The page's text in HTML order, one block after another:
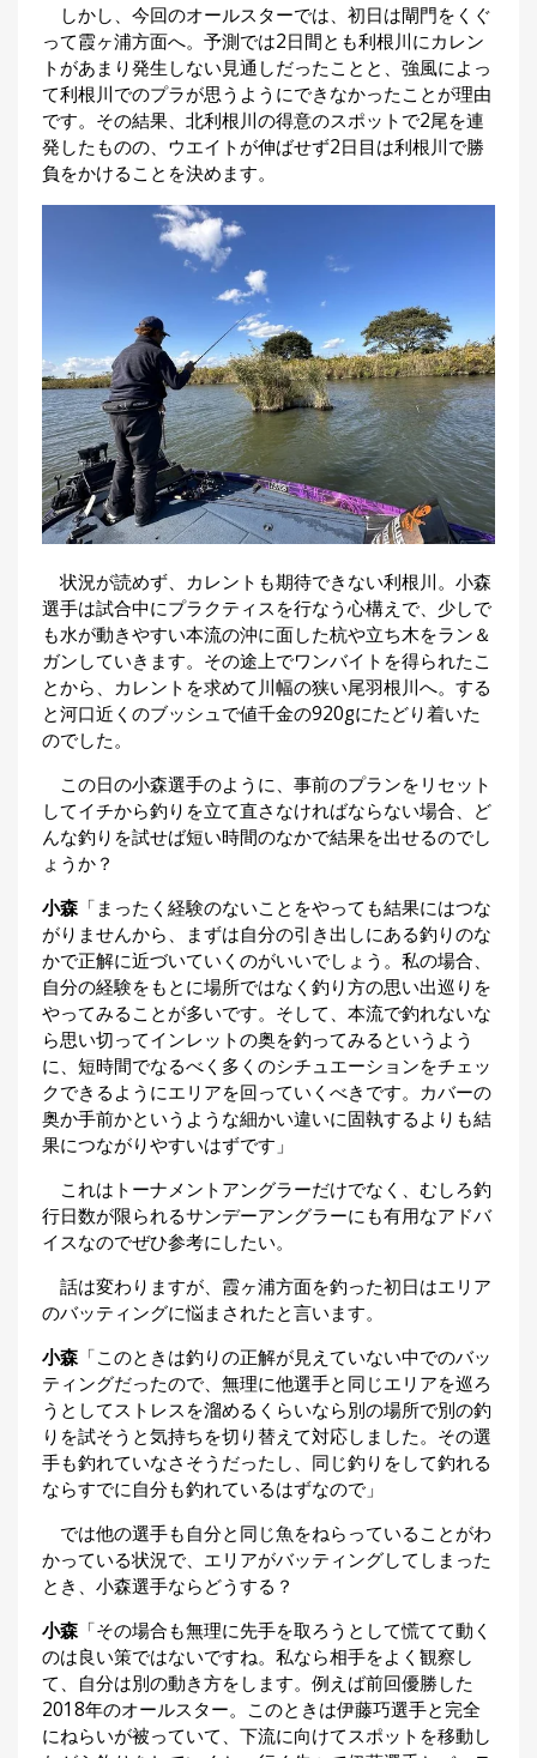
しかし、今回のオールスターでは、初日は閘門をくぐ
って霞ヶ浦方面へ。予測では2日間とも利根川にカレン
トがあまり発生しない見通しだったことと、強風によっ
て利根川でのプラが思うようにできなかったことが理由
です。その結果、北利根川の得意のスポットで2尾を連
発したものの、ウエイトが伸ばせず2日目は利根川で勝
負をかけることを決めます。
状況が読めず、カレントも期待できない利根川。小森
選手は試合中にプラクティスを行なう心構えで、少しで
も水が動きやすい本流の沖に面した杭や立ち木をラン＆
ガンしていきます。その途上でワンバイトを得られたこ
とから、カレントを求めて川幅の狭い尾羽根川へ。する
と河口近くのブッシュで値千金の920gにたどり着いた
のでした。
この日の小森選手のように、事前のプランをリセット
してイチから釣りを立て直さなければならない場合、ど
んな釣りを試せば短い時間のなかで結果を出せるのでし
ょうか？
小森「まったく経験のないことをやっても結果にはつな
がりませんから、まずは自分の引き出しにある釣りのな
かで正解に近づいていくのがいいでしょう。私の場合、
自分の経験をもとに場所ではなく釣り方の思い出巡りを
やってみることが多いです。そして、本流で釣れないな
ら思い切ってインレットの奥を釣ってみるというよう
に、短時間でなるべく多くのシチュエーションをチェッ
クできるようにエリアを回っていくべきです。カバーの
奥か手前かというような細かい違いに固執するよりも結
果につながりやすいはずです」
これはトーナメントアングラーだけでなく、むしろ釣
行日数が限られるサンデーアングラーにも有用なアドバ
イスなのでぜひ参考にしたい。
話は変わりますが、霞ヶ浦方面を釣った初日はエリア
のバッティングに悩まされたと言います。
小森「このときは釣りの正解が見えていない中でのバッ
ティングだったので、無理に他選手と同じエリアを巡ろ
うとしてストレスを溜めるくらいなら別の場所で別の釣
りを試そうと気持ちを切り替えて対応しました。その選
手も釣れていなさそうだったし、同じ釣りをして釣れる
ならすでに自分も釣れているはずなので」
では他の選手も自分と同じ魚をねらっていることがわ
かっている状況で、エリアがバッティングしてしまった
とき、小森選手ならどうする？
小森「その場合も無理に先手を取ろうとして慌てて動く
のは良い策ではないですね。私なら相手をよく観察し
て、自分は別の動き方をします。例えば前回優勝した
2018年のオールスター。このときは伊藤巧選手と完全
にねらいが被っていて、下流に向けてスポットを移動し